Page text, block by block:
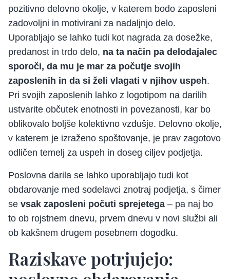
pozitivno delovno okolje, v katerem bodo zaposleni
zadovoljni in motivirani za nadaljnjo delo.
Uporabljajo se lahko tudi kot nagrada za dosežke,
predanost in trdo delo, na ta način pa delodajalec
sporoči, da mu je mar za počutje svojih
zaposlenih in da si želi vlagati v njihov uspeh.
Pri svojih zaposlenih lahko z logotipom na darilih
ustvarite občutek enotnosti in povezanosti, kar bo
oblikovalo boljše kolektivno vzdušje. Delovno okolje,
v katerem je izraženo spoštovanje, je prav zagotovo
odličen temelj za uspeh in doseg ciljev podjetja.
Poslovna darila se lahko uporabljajo tudi kot
obdarovanje med sodelavci znotraj podjetja, s čimer
se vsak zaposleni počuti sprejetega – pa naj bo
to ob rojstnem dnevu, prvem dnevu v novi službi ali
ob kakšnem drugem posebnem dogodku.
Raziskave potrjujejo: